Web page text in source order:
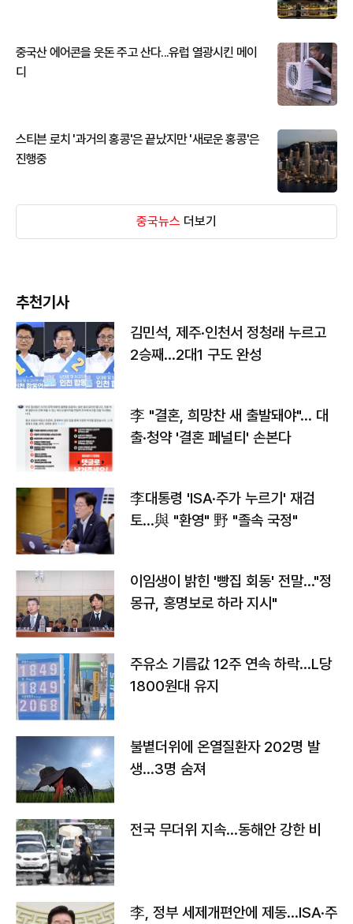
중국산 에어콘을 웃돈 주고 산다...유럽 열광시킨 메이
디
스티븐 로치 '과거의 홍콩'은 끝났지만 '새로운 홍콩'은
진행중
중국뉴스 더보기
추천기사
김민석, 제주·인천서 정청래 누르고
2승째…2대1 구도 완성
李 "결혼, 희망찬 새 출발돼야"… 대
출·청약 '결혼 페널티' 손본다
李대통령 'ISA·주가 누르기' 재검
토…與 "환영" 野 "졸속 국정"
이임생이 밝힌 '빵집 회동' 전말…"정
몽규, 홍명보로 하라 지시"
주유소 기름값 12주 연속 하락…L당
1800원대 유지
불볕더위에 온열질환자 202명 발
생…3명 숨져
전국 무더위 지속…동해안 강한 비
李, 정부 세제개편안에 제동…ISA·주